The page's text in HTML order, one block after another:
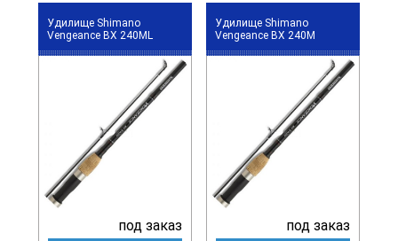
Удилище Shimano
Vengeance BX 240ML
под заказ
Удилище Shimano
Vengeance BX 240M
под заказ